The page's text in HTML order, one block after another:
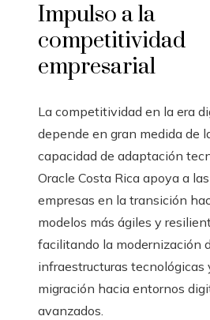
Impulso a la
competitividad
empresarial
La competitividad en la era
depende en gran medida de
capacidad de adaptación
Oracle Costa Rica apoya a las
empresas en la transición
modelos más ágiles y
facilitando la modernización
infraestructuras tecnológicas
migración hacia entornos
avanzados.